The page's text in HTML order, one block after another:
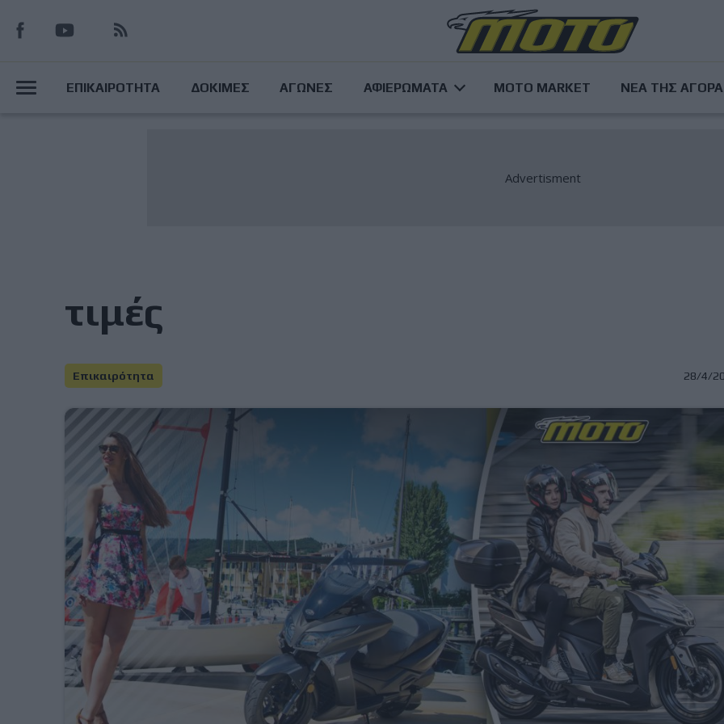
προς
κυρίως
MainΕΠΙΚΑΙΡΟΤΗΤΑ ΔΟΚΙΜΕΣ ΑΓΩΝΕΣ ΑΦΙΕΡΩΜΑΤΑ MOTO MARKET ΝΕΑ ΤΗΣ
τιμές
Επικαιρότητα 28/4/